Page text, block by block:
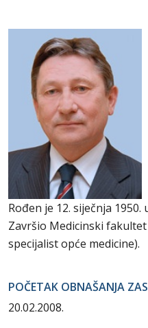
Rođen je 12. siječnja
Završio Medicinski
specijalist opće medicine).
POČETAK OBNAŠANJA
20.02.2008.